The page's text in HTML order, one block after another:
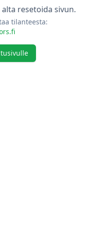
resetoida sivun.
tilanteesta: